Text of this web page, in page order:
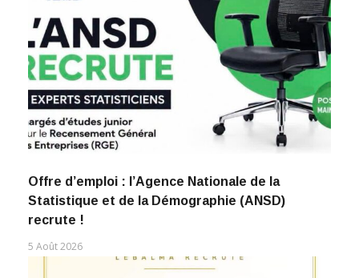
Offre d’emploi : l’Agence Nationale de la
Statistique et de la Démographie (ANSD)
recrute !
5 Août 2026